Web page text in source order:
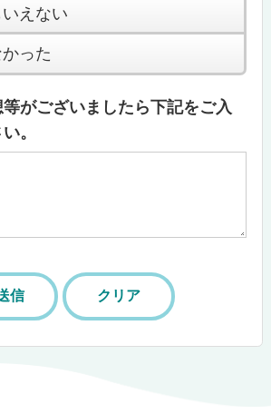
えない
った
がございましたら下記をご入
。